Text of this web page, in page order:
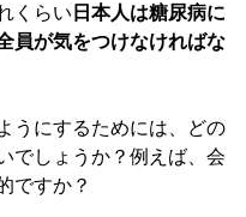
くらい 日本人は糖尿病に
員が気をつけなければな
うにするためには、どの
でしょうか？例えば、会
ですか？